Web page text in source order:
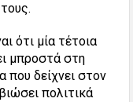
ότι μία τέτοια
μπροστά στη
που δείχνει στον
πολιτικά